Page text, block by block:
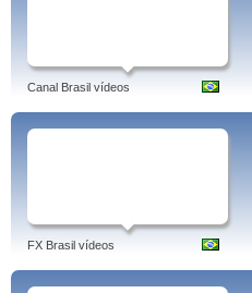
Canal Brasil vídeos
FX Brasil vídeos